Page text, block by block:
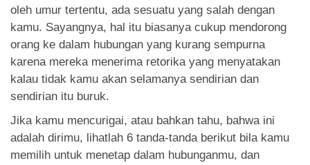
oleh umur tertentu, ada sesuatu yang salah dengan
kamu. Sayangnya, hal itu biasanya cukup mendorong
orang ke dalam hubungan yang kurang sempurna
karena mereka menerima retorika yang menyatakan
kalau tidak kamu akan selamanya sendirian dan
sendirian itu buruk.
Jika kamu mencurigai, atau bahkan tahu, bahwa ini
adalah dirimu, lihatlah 6 tanda-tanda berikut bila kamu
memilih untuk menetap dalam hubunganmu, dan